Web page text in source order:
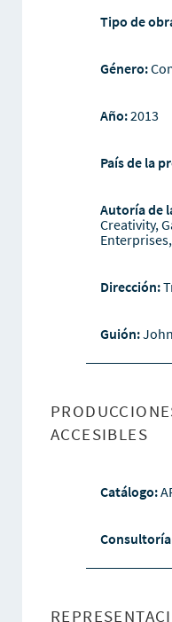
Tipo de
Género:
Año:2013
País de la
Autoría de
Creativity,
Dirección:
Guión:
ACCESIBLES
Catálogo: